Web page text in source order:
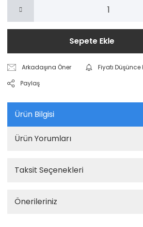
Sepete Ekle
Arkadaşına Öner
Fiyatı Düşünce
Paylaş
Ürün Bilgisi
Ürün Yorumları
Taksit Seçenekleri
Önerileriniz